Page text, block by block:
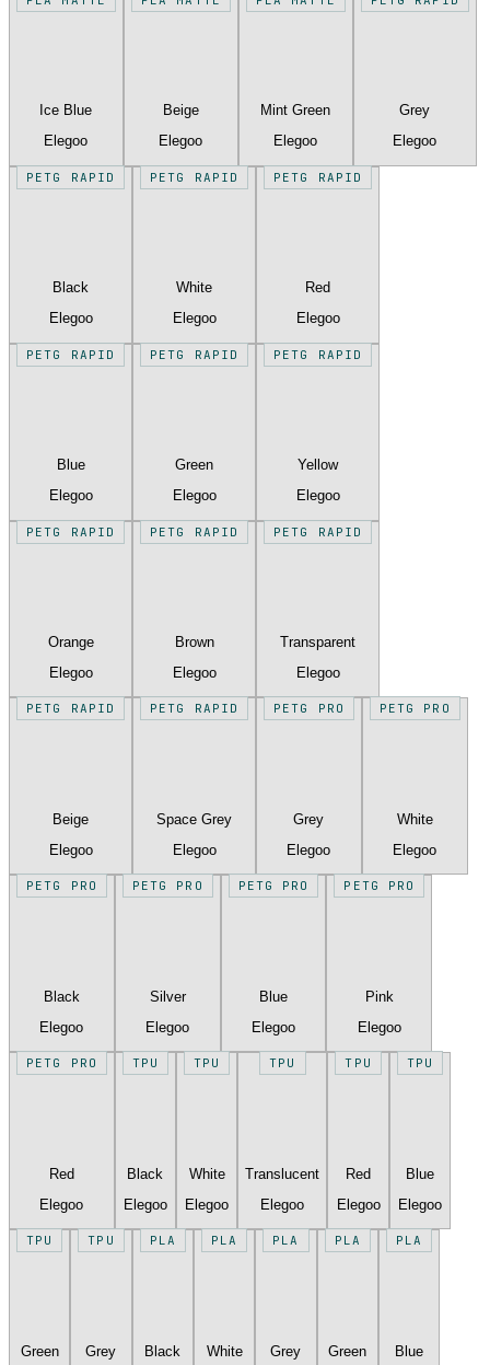
Ice Blue
Elegoo
Beige
Elegoo
Mint Green
Elegoo
Grey
Elegoo
PETG RAPID
Black
Elegoo
PETG RAPID
White
Elegoo
PETG RAPID
Red
Elegoo
PETG RAPID
Blue
Elegoo
PETG RAPID
Green
Elegoo
PETG RAPID
Yellow
Elegoo
PETG RAPID
Orange
Elegoo
PETG RAPID
Brown
Elegoo
PETG RAPID
Transparent
Elegoo
PETG RAPID
Beige
Elegoo
PETG RAPID
Space Grey
Elegoo
PETG PRO
Grey
Elegoo
PETG PRO
White
Elegoo
PETG PRO
Black
Elegoo
PETG PRO
Silver
Elegoo
PETG PRO
Blue
Elegoo
PETG PRO
Pink
Elegoo
PETG PRO
Red
Elegoo
TPU
Black
Elegoo
TPU
White
Elegoo
TPU
Translucent
Elegoo
TPU
Red
Elegoo
TPU
Blue
Elegoo
TPU
Green
TPU
Grey
PLA
Black
PLA
White
PLA
Grey
PLA
Green
PLA
Blue